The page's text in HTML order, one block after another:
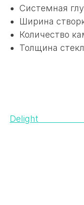
Системная
Ширина
Толщина
Delight